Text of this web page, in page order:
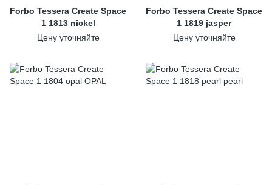
Forbo Tessera Create Space
1 1813 nickel
Цену уточняйте
Forbo Tessera Create Space
1 1819 jasper
Цену уточняйте